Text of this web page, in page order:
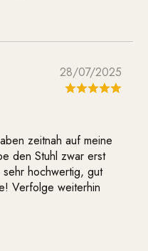
28/07/2025
zeitnah auf meine
den Stuhl zwar erst
hochwertig, gut
Verfolge weiterhin